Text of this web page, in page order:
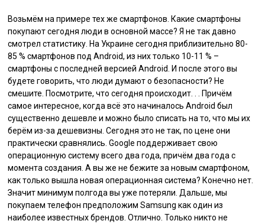
Возьмём на примере тех же смартфонов. Какие смартфоны
покупают сегодня люди в основной массе? Я не так давно
смотрел статистику. На Украине сегодня приблизительно 80-
85 % смартфонов под Android, из них только 10-11 % –
смартфоны с последней версией Android. И после этого вы
будете говорить, что люди думают о безопасности? Не
смешите. Посмотрите, что сегодня происходит. . . Причём
самое интересное, когда всё это начиналось Android был
существенно дешевле и можно было списать на то, что мы их
берём из-за дешевизны. Сегодня это не так, по цене они
практически сравнялись. Google поддерживает свою
операционную систему всего два года, причём два года с
момента создания. А вы же не бежите за новым смартфоном,
как только вышла новая операционная система? Конечно нет.
Значит минимум полгода вы уже потеряли. Дальше, мы
покупаем телефон предположим Samsung как один из
наиболее известных брендов. Отлично. Только никто не